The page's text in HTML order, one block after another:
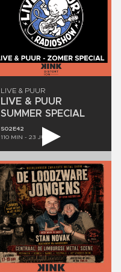
LIVE & PUUR
LIVE & PUUR
SUMMER SPECIAL
S02E42
110 MIN - 23 JULI